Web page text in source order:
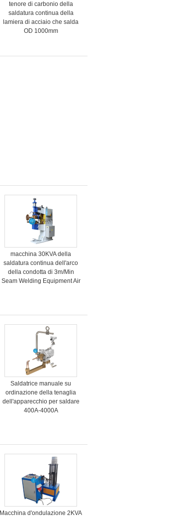
tenore di carbonio della
saldatura continua della
lamiera di acciaio che salda
OD 1000mm
macchina 30KVA della
saldatura continua dell'arco
della condotta di 3m/Min
Seam Welding Equipment Air
Saldatrice manuale su
ordinazione della tenaglia
dell'apparecchio per saldare
400A-4000A
Macchina d'ondulazione 2KVA